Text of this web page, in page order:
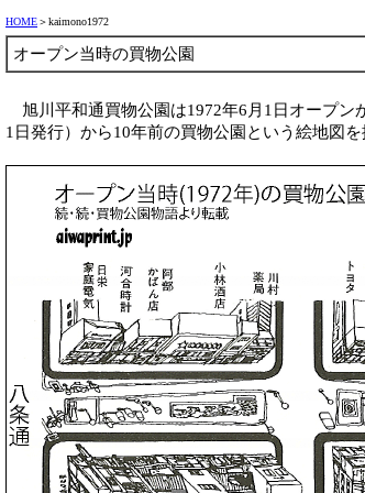
HOME＞kaimono1972
オープン当時の買物公園
旭川平和通買物公園は1972年6月1日オープン
1日発行）から10年前の買物公園という絵地図を